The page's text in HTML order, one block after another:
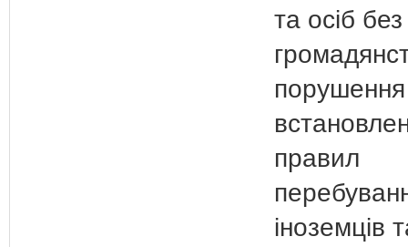
та осіб без
порушення
правил
іноземців